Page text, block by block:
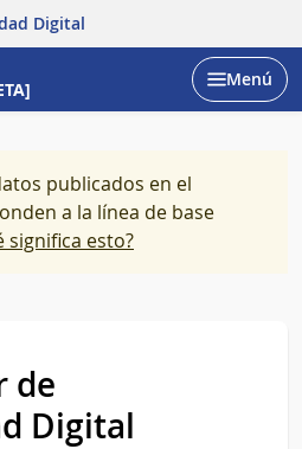
Digital
Abrir
Menú
publicados en el
a la línea de base
significa esto?
de
Digital